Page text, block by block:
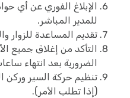
الإبلاغ الفوري عن أي
للمدير المباشر.
تقديم المساعدة للزوار
التأكد من إغلاق جميع
الضرورية بعد انتهاء
تنظيم حركة السير وركن
(إذا تطلب الأمر).